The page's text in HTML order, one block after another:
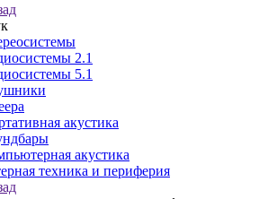
2.1
5.1
акустика
акустика
техника и периферия